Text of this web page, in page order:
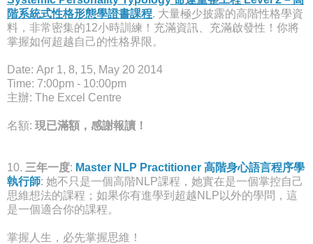
階系統式性格形態學證書課程. 大量極少披露的高階性格學資
料，非常密集的12小時訓練！充滿資訊、充滿啟發性！你將
掌握如何超越自己的性格界限。
Date: Apr 1, 8, 15, May 20 2014
Time: 7:00pm - 10:00pm
主辦: The Excel Centre
名額: 現已滿額，感謝報讀！
10. 三年一度: Master NLP Practitioner 高階身心語言程序學
執行師: 她不只是一個高階NLP課程，她實在是一個掌控自己
思維想法的課程；如果你有進學到超越NLP以外的學問，這
是一個適合你的課程。
掌握人生，必先掌握思維！